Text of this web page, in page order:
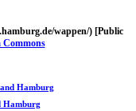
wappen/) [Public
Hamburg
Hamburg